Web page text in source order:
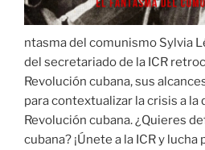
ntasma del comunismo Sylvia
del secretariado de la ICR
Revolución cubana, sus
para contextualizar la crisis a la
Revolución cubana. ¿Quieres
cubana? ¡Únete a la ICR y